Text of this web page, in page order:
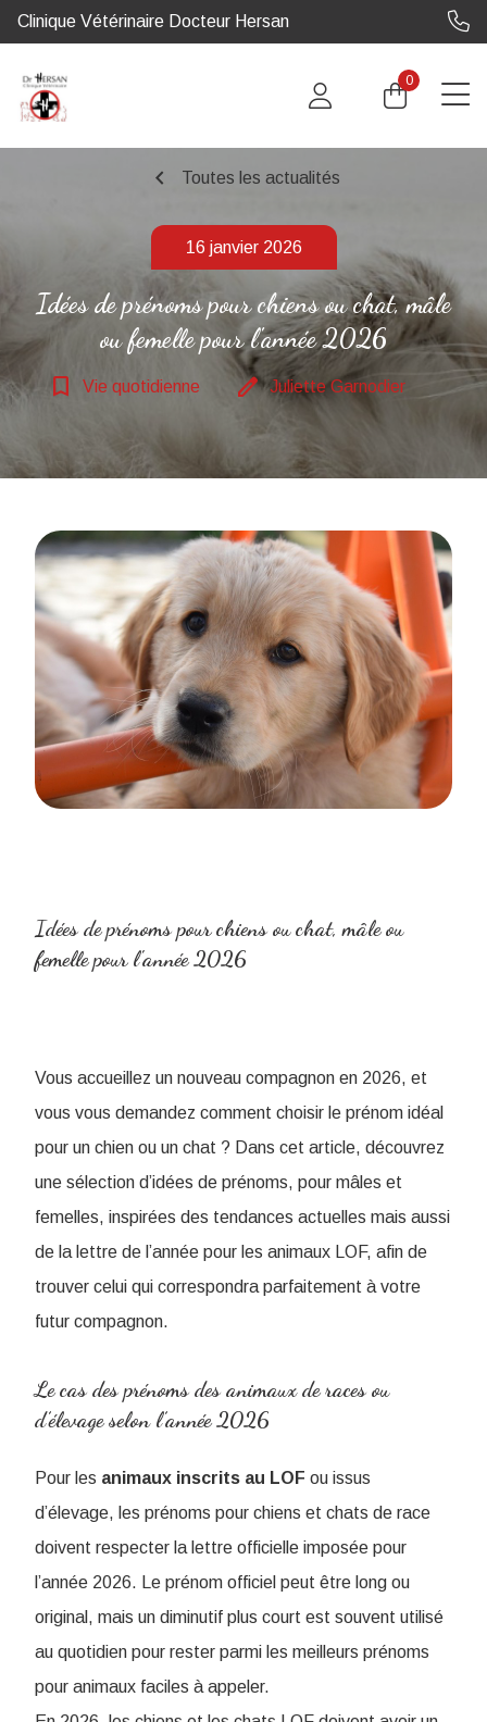
Clinique Vétérinaire Docteur Hersan
0
chevron_left Toutes les actualités
16 janvier 2026
Idées de prénoms pour chiens ou chat, mâle
ou femelle pour l'année 2026
bookmark_border Vie quotidienne edit Juliette Garnodier
Idées de prénoms pour chiens ou chat, mâle ou
femelle pour l'année 2026
Vous accueillez un nouveau compagnon en 2026, et
vous vous demandez comment choisir le prénom idéal
pour un chien ou un chat ? Dans cet article, découvrez
une sélection d’idées de prénoms, pour mâles et
femelles, inspirées des tendances actuelles mais aussi
de la lettre de l’année pour les animaux LOF, afin de
trouver celui qui correspondra parfaitement à votre
futur compagnon.
Le cas des prénoms des animaux de races ou
d’élevage selon l’année 2026
Pour les animaux inscrits au LOF ou issus
d’élevage, les prénoms pour chiens et chats de race
doivent respecter la lettre officielle imposée pour
l’année 2026. Le prénom officiel peut être long ou
original, mais un diminutif plus court est souvent utilisé
au quotidien pour rester parmi les meilleurs prénoms
pour animaux faciles à appeler.